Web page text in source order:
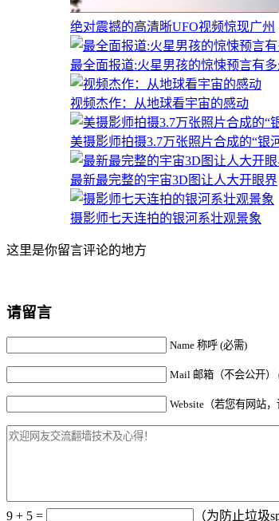
绝对震撼的高清晰UFO视频惊现广州
最全面报道:火星男孩的惊悚预言有多
视频杰作：从地球看宇宙的感动
美摄影师拍摄3.7万张照片合成的“银
最新最完整的宇宙3D图让人大开眼界
摄影师七天连拍的银河系壮观景象
这里是你留言评论的地方
请留言
Name 称呼 (必需)
Mail 邮箱（不会公开）
Website（若您有网站
9 + 5 = （为防止垃圾